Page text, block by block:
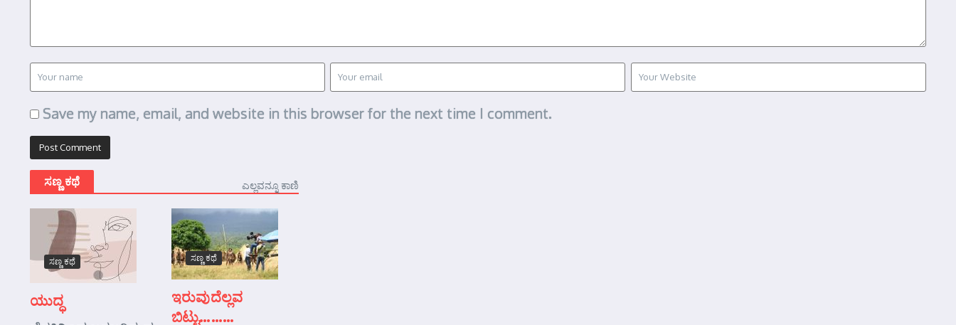
Save my name, email, and website in this browser for the next time I comment.
ಸಣ್ಣ ಕಥೆ ಎಲ್ಲವನ್ನೂ ಕಾಣಿ
ಸಣ್ಣ ಕಥೆ
ಯುದ್ಧ
ಸಣ್ಣ ಕಥೆ
ಇರುವುದೆಲ್ಲವ
ಬಿಟ್ಟು………